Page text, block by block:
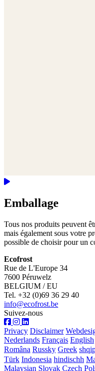
Emballage
Tous nos produits peuvent
mais également sous votre
possible de choisir pour un
Ecofrost
Rue de L'Europe 34
7600 Péruwelz
BELGIUM / EU
Tel. +32 (0)69 36 29 40
info@ecofrost.be
Suivez-nous
Privacy Disclaimer
Nederlands Français English
Româna Russky Greek
Türk Indonesia hindischh
Malaysian Slovak Czech